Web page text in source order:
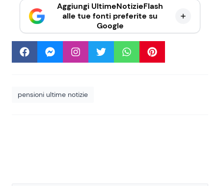
Aggiungi UltimeNotizieFlash
alle tue fonti preferite su
Google
pensioni ultime notizie